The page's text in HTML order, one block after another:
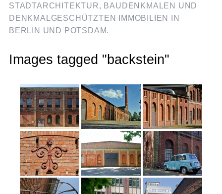
STADTARCHITEKTUR, BAUDENKMALEN UND
DENKMALGESCHÜTZTEN IMMOBILIEN IN
BERLIN UND POTSDAM.
Images tagged "backstein"